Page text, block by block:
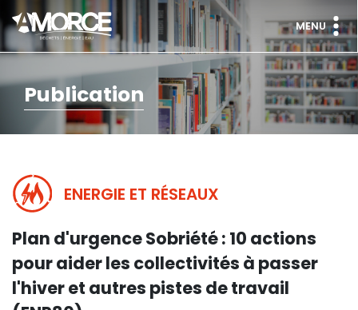
MENU
Publication
ENERGIE ET RÉSEAUX
Plan d'urgence Sobriété : 10 actions
pour aider les collectivités à passer
l'hiver et autres pistes de travail